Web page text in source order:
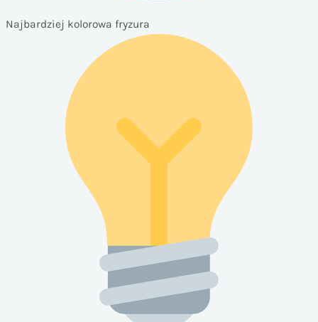
Najbardziej kolorowa fryzura